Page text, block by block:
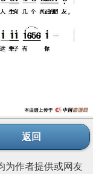
返回
为作者提供或网友